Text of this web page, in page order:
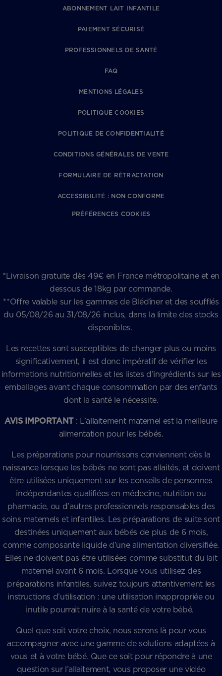
ABONNEMENT LAIT INFANTILE
PAIEMENT SÉCURISÉ
PROFESSIONNELS DE SANTÉ
FAQ
MENTIONS LÉGALES
POLITIQUE COOKIES
POLITIQUE DE CONFIDENTIALITÉ
CONDITIONS GÉNÉRALES DE VENTE
FORMULAIRE DE RÉTRACTATION
ACCESSIBILITÉ : NON CONFORME
PRÉFÉRENCES COOKIES
*Livraison gratuite dès 49€ en France métropolitaine et en
dessous de 18kg par commande.
**Offre valable sur les gammes de Blédîner et des soufflés
du 05/08/26 au 31/08/26 inclus, dans la limite des stocks
disponibles.
Les recettes sont susceptibles de changer plus ou moins
significativement, il est donc impératif de vérifier les
informations nutritionnelles et les listes d’ingrédients sur les
emballages avant chaque consommation par des enfants
dont la santé le nécessite.
AVIS IMPORTANT : L’allaitement maternel est la meilleure
alimentation pour les bébés.
Les préparations pour nourrissons conviennent dès la
naissance lorsque les bébés ne sont pas allaités, et doivent
être utilisées uniquement sur les conseils de personnes
indépendantes qualifiées en médecine, nutrition ou
pharmacie, ou d’autres professionnels responsables des
soins maternels et infantiles. Les préparations de suite sont
destinées uniquement aux bébés de plus de 6 mois,
comme composante liquide d’une alimentation diversifiée.
Elles ne doivent pas être utilisées comme substitut du lait
maternel avant 6 mois. Lorsque vous utilisez des
préparations infantiles, suivez toujours attentivement les
instructions d’utilisation : une utilisation inappropriée ou
inutile pourrait nuire à la santé de votre bébé.
Quel que soit votre choix, nous serons là pour vous
accompagner avec une gamme de solutions adaptées à
vous et à votre bébé. Que ce soit pour répondre à une
question sur l’allaitement, vous proposer une vidéo